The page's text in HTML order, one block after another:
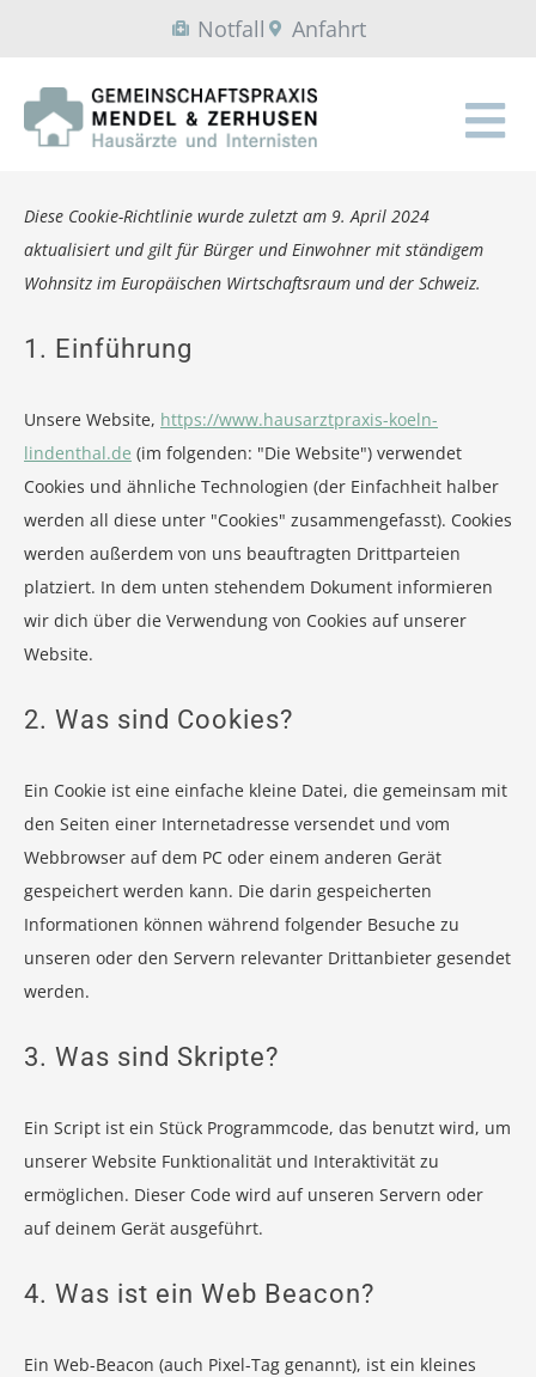
Notfall Anfahrt
Diese Cookie-Richtlinie wurde zuletzt am 9. April 2024
aktualisiert und gilt für Bürger und Einwohner mit ständigem
Wohnsitz im Europäischen Wirtschaftsraum und der Schweiz.
1. Einführung
Unsere Website, https://www.hausarztpraxis-koeln-
lindenthal.de (im folgenden: "Die Website") verwendet
Cookies und ähnliche Technologien (der Einfachheit halber
werden all diese unter "Cookies" zusammengefasst). Cookies
werden außerdem von uns beauftragten Drittparteien
platziert. In dem unten stehendem Dokument informieren
wir dich über die Verwendung von Cookies auf unserer
Website.
2. Was sind Cookies?
Ein Cookie ist eine einfache kleine Datei, die gemeinsam mit
den Seiten einer Internetadresse versendet und vom
Webbrowser auf dem PC oder einem anderen Gerät
gespeichert werden kann. Die darin gespeicherten
Informationen können während folgender Besuche zu
unseren oder den Servern relevanter Drittanbieter gesendet
werden.
3. Was sind Skripte?
Ein Script ist ein Stück Programmcode, das benutzt wird, um
unserer Website Funktionalität und Interaktivität zu
ermöglichen. Dieser Code wird auf unseren Servern oder
auf deinem Gerät ausgeführt.
4. Was ist ein Web Beacon?
Ein Web-Beacon (auch Pixel-Tag genannt), ist ein kleines